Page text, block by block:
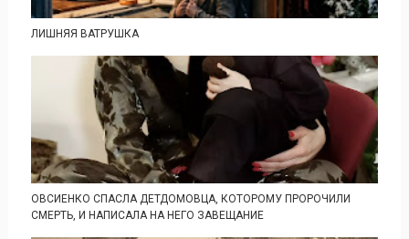
ЛИШНЯЯ ВАТРУШКА
ОВСИЕНКО СПАСЛА ДЕТДОМОВЦА, КОТОРОМУ ПРОРОЧИЛИ
СМЕРТЬ, И НАПИСАЛА НА НЕГО ЗАВЕЩАНИЕ